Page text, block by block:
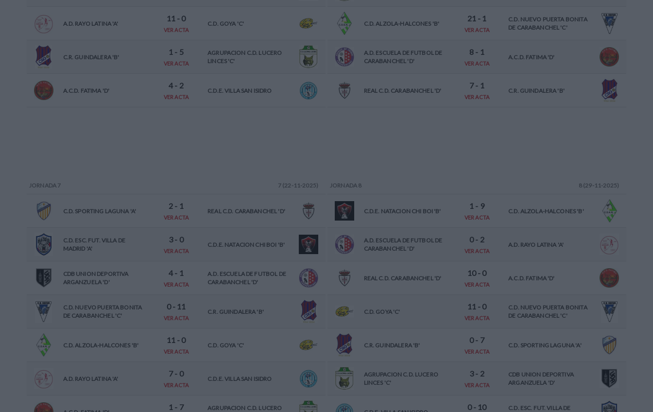
A.D. RAYO LATINA 'A'
11- 0
VER ACTA
C.D. GOYA 'C'
C.R. GUINDALERA 'B'
1 - 5
VER ACTA
AGRUPACION C.D. LUCERO
LINCES 'C'
A.C.D. FATIMA 'D'
4- 2
VER ACTA
C.D.E. VILLA SAN ISIDRO
C.D. ALZOLA-HALCONES 'B'
21- 1
VER ACTA
C.D. NUEVO PUERTA BONITA
DE CARABANCHEL 'C'
A.D. ESCUELA DE FUTBOL DE
CARABANCHEL 'D'
8 - 1
VER ACTA
A.C.D. FATIMA 'D'
REAL C.D. CARABANCHEL 'D'
7- 1
VER ACTA
C.R. GUINDALERA 'B'
JORNADA 7 7 (22-11-2025)
C.D. SPORTING LAGUNA 'A'
2 - 1
VER ACTA
REAL C.D. CARABANCHEL 'D'
C.D. ESC. FUT. VILLA DE
MADRID 'A'
3- 0
VER ACTA
C.D.E. NATACION CHI BOI 'B'
CDB UNION DEPORTIVA
ARGANZUELA 'D'
4- 1
VER ACTA
A.D. ESCUELA DE FUTBOL DE
CARABANCHEL 'D'
C.D. NUEVO PUERTA BONITA
DE CARABANCHEL 'C'
0- 11
VER ACTA
C.R. GUINDALERA 'B'
C.D. ALZOLA-HALCONES 'B'
11- 0
VER ACTA
C.D. GOYA 'C'
A.D. RAYO LATINA 'A'
7- 0
VER ACTA
C.D.E. VILLA SAN ISIDRO
1 - 7 AGRUPACION C.D. LUCERO
JORNADA 8 8 (29-11-2025)
C.D.E. NATACION CHI BOI 'B'
1 - 9
VER ACTA
C.D. ALZOLA-HALCONES 'B'
A.D. ESCUELA DE FUTBOL DE
CARABANCHEL 'D'
0- 2
VER ACTA
A.D. RAYO LATINA 'A'
REAL C.D. CARABANCHEL 'D'
10- 0
VER ACTA
A.C.D. FATIMA 'D'
C.D. GOYA 'C'
11- 0
VER ACTA
C.D. NUEVO PUERTA BONITA
DE CARABANCHEL 'C'
C.R. GUINDALERA 'B'
0- 7
VER ACTA
C.D. SPORTING LAGUNA 'A'
AGRUPACION C.D. LUCERO
LINCES 'C'
3- 2
VER ACTA
CDB UNION DEPORTIVA
ARGANZUELA 'D'
0- 10 C.D. ESC. FUT. VILLA DE